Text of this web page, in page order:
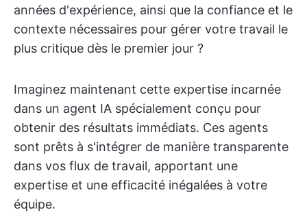
années d'expérience, ainsi que la confiance et le
contexte nécessaires pour gérer votre travail le
plus critique dès le premier jour ?
Imaginez maintenant cette expertise incarnée
dans un agent IA spécialement conçu pour
obtenir des résultats immédiats. Ces agents
sont prêts à s'intégrer de manière transparente
dans vos flux de travail, apportant une
expertise et une efficacité inégalées à votre
équipe.